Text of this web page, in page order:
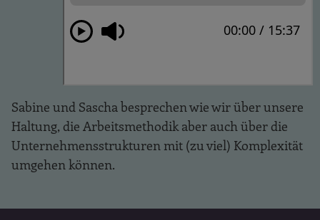
Sabine und Sascha besprechen wie wir über unsere
Haltung, die Arbeitsmethodik aber auch über die
Unternehmensstrukturen mit (zu viel) Komplexität
umgehen können.